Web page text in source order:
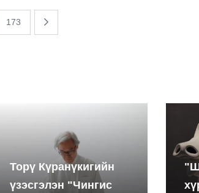
173
Торү Күранүкигийн
үзэсгэлэн "Чингис